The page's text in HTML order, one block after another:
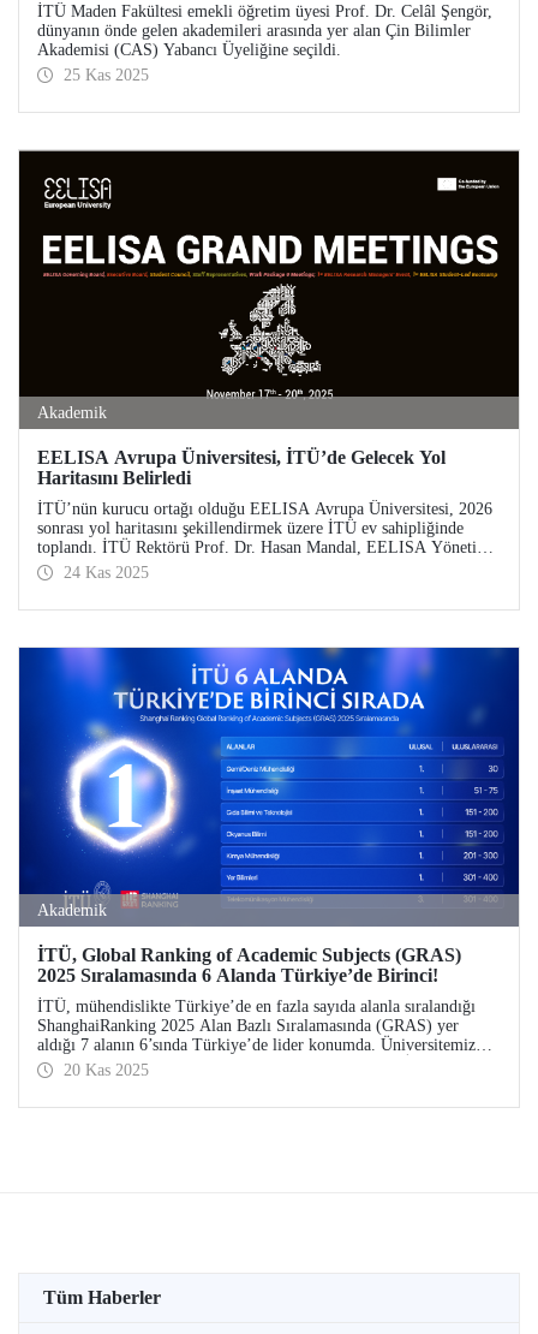
İTÜ Maden Fakültesi emekli öğretim üyesi Prof. Dr. Celâl Şengör,
dünyanın önde gelen akademileri arasında yer alan Çin Bilimler
Akademisi (CAS) Yabancı Üyeliğine seçildi.
25 Kas 2025
Akademik
EELISA Avrupa Üniversitesi, İTÜ’de Gelecek Yol
Haritasını Belirledi
İTÜ’nün kurucu ortağı olduğu EELISA Avrupa Üniversitesi, 2026
sonrası yol haritasını şekillendirmek üzere İTÜ ev sahipliğinde
toplandı. İTÜ Rektörü Prof. Dr. Hasan Mandal, EELISA Yönetim
Kurulu Dönem Başkanlığı görevini devraldı.
24 Kas 2025
Akademik
İTÜ, Global Ranking of Academic Subjects (GRAS)
2025 Sıralamasında 6 Alanda Türkiye’de Birinci!
İTÜ, mühendislikte Türkiye’de en fazla sayıda alanla sıralandığı
ShanghaiRanking 2025 Alan Bazlı Sıralamasında (GRAS) yer
aldığı 7 alanın 6’sında Türkiye’de lider konumda. Üniversitemiz
dünyada Gemi/Deniz Mühendisliği alanında 30’uncu, İnşaat
Mühendisliği alanında 51-75 aralığında, Gıda Bilimi ve Teknolojisi
20 Kas 2025
Tüm Haberler